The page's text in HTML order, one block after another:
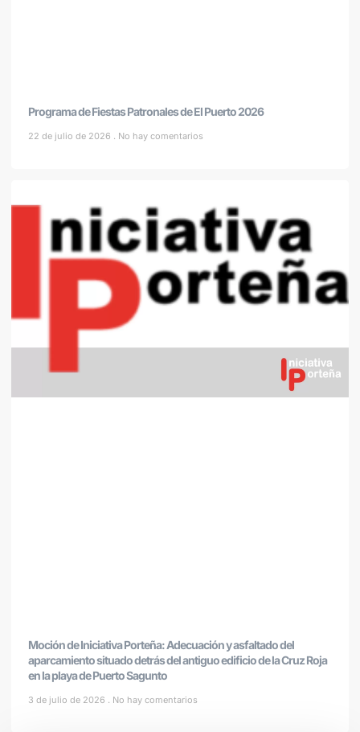
Programa de Fiestas Patronales de El Puerto 2026
22 de julio de 2026 No hay comentarios
Moción de Iniciativa Porteña: Adecuación y asfaltado del
aparcamiento situado detrás del antiguo edificio de la Cruz Roja
en la playa de Puerto Sagunto
3 de julio de 2026 No hay comentarios